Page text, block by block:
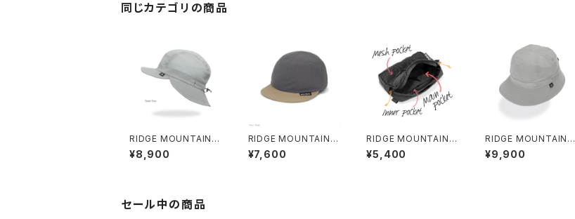
同じカテゴリの商品
RIDGE MOUNTAIN G
EAR | Shade Cap
¥8,900
RIDGE MOUNTAIN G
EAR | Basic Cap Bic
olor
¥7,600
RIDGE MOUNTAIN G
EAR | Side Increase
¥5,400
RIDGE MOUNTAIN G
EAR | Enough Hat N
T 2026
¥9,900
セール中の商品